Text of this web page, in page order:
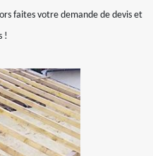
faites votre demande de devis et
!